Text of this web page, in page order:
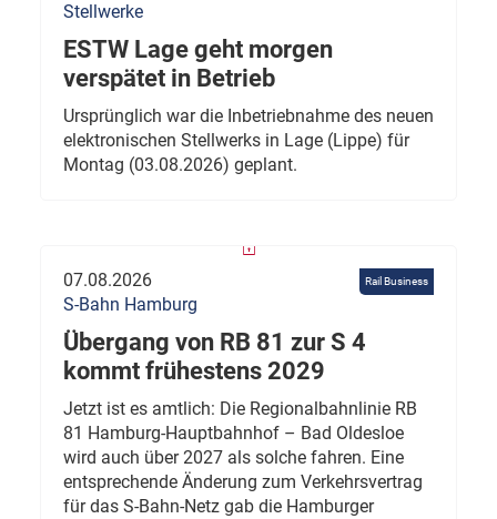
Stellwerke
ESTW Lage geht morgen
verspätet in Betrieb
Ursprünglich war die Inbetriebnahme des neuen
elektronischen Stellwerks in Lage (Lippe) für
Montag (03.08.2026) geplant.
Rail Business
07.08.2026
S-Bahn Hamburg
Übergang von RB 81 zur S 4
kommt frühestens 2029
Jetzt ist es amtlich: Die Regionalbahnlinie RB
81 Hamburg-Hauptbahnhof – Bad Oldesloe
wird auch über 2027 als solche fahren. Eine
entsprechende Änderung zum Verkehrsvertrag
für das S-Bahn-Netz gab die Hamburger